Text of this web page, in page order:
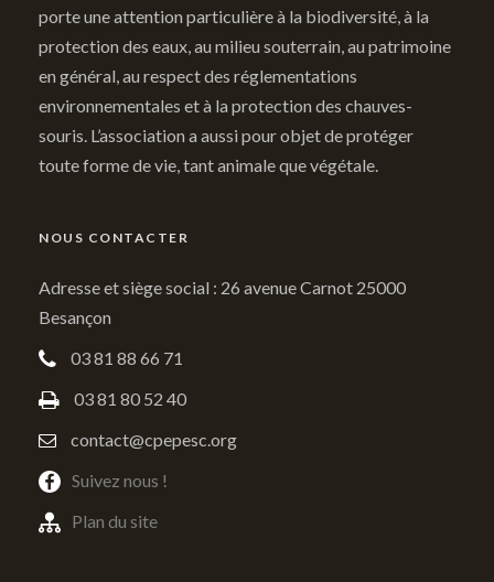
porte une attention particulière à la biodiversité, à la
protection des eaux, au milieu souterrain, au patrimoine
en général, au respect des réglementations
environnementales et à la protection des chauves-
souris. L’association a aussi pour objet de protéger
toute forme de vie, tant animale que végétale.
NOUS CONTACTER
Adresse et siège social : 26 avenue Carnot 25000
Besançon
03 81 88 66 71
03 81 80 52 40
contact@cpepesc.org
Suivez nous !
Plan du site